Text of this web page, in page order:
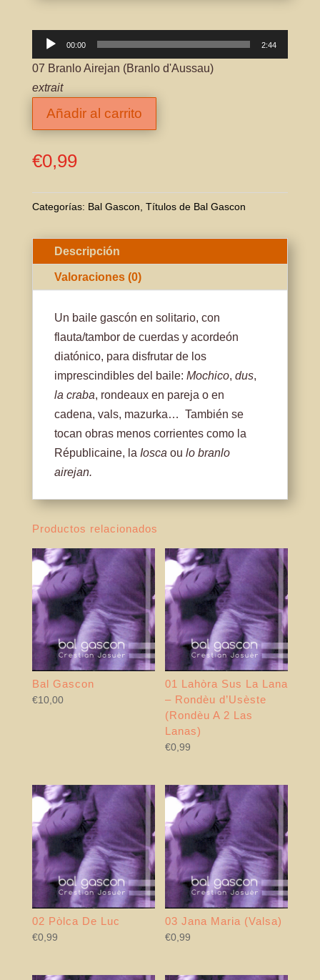
Reproductor
de
00:00 2:44
07 Branlo Airejan (Branlo d'Aussau)
extrait
Añadir al carrito
€0,99
Categorías: Bal Gascon Títulos de Bal Gascon
Descripción
Valoraciones (0)
Un baile gascón en solitario, con
flauta/tambor de cuerdas y acordeón
diatónico, para disfrutar de los
imprescindibles del baile: Mochico, dus,
la craba, rondeaux en pareja o en
cadena, vals, mazurka… También se
tocan obras menos corrientes como la
Républicaine, la Iosca ou lo branlo
airejan.
Productos relacionados
Bal Gascon
€10,00
01 Lahòra Sus La Lana
– Rondèu d’Usèste
(Rondèu A 2 Las
Lanas)
€0,99
02 Pòlca De Luc
€0,99
03 Jana Maria (Valsa)
€0,99